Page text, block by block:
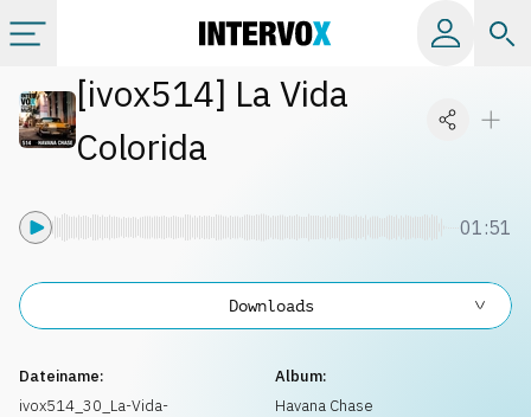
Kategorien
[ivox514] La Vida
Colorida
01:51
Dateiname:
ivox514_30_La-Vida-
Album:
Havana Chase
Downloads